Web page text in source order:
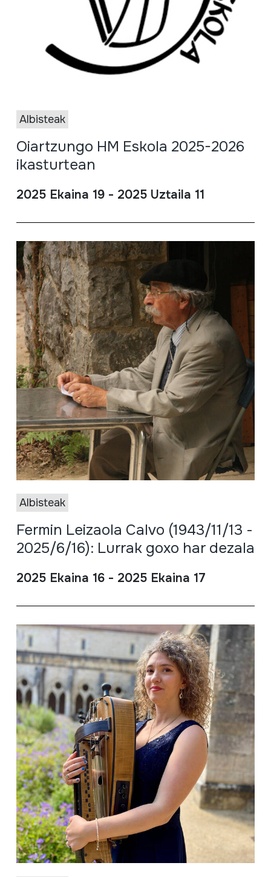
Albisteak
Oiartzungo HM Eskola 2025-2026
ikasturtean
2025 Ekaina 19 - 2025 Uztaila 11
Albisteak
Fermin Leizaola Calvo (1943/11/13 -
2025/6/16): Lurrak goxo har dezala
2025 Ekaina 16 - 2025 Ekaina 17